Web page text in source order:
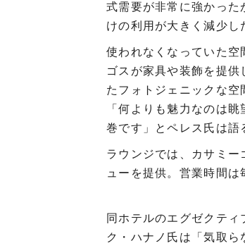
式需要が非常に強かった
けの利用が大きく減少し
使われなくなっていた空
ゴスが家具や装飾を提
たフォトジェニックな空
「何よりも魅力なのは
巻です」とペレス氏は語
ラウンジでは、カサミー
ューを提供。営業時間は
同ホテルのエグゼクテ
ク・ハナノ氏は「気取